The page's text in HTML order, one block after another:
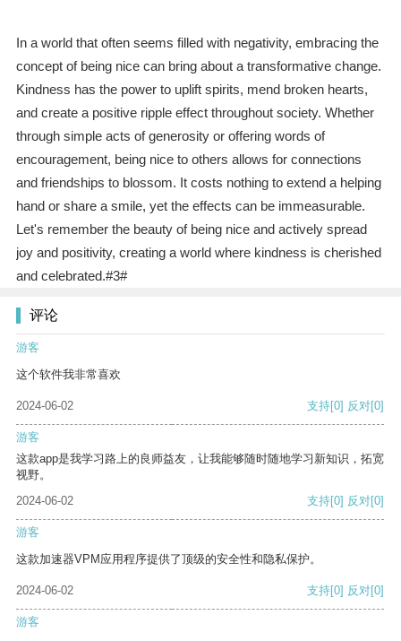
In a world that often seems filled with negativity, embracing the
concept of being nice can bring about a transformative change.
Kindness has the power to uplift spirits, mend broken hearts,
and create a positive ripple effect throughout society. Whether
through simple acts of generosity or offering words of
encouragement, being nice to others allows for connections
and friendships to blossom. It costs nothing to extend a helping
hand or share a smile, yet the effects can be immeasurable.
Let's remember the beauty of being nice and actively spread
joy and positivity, creating a world where kindness is cherished
and celebrated.#3#
评论
游客
这个软件我非常喜欢
2024-06-02 支持[0] 反对[0]
游客
这款app是我学习路上的良师益友，让我能够随时随地学习新知识，拓宽
视野。
2024-06-02
支持[0] 反对[0]
游客
这款加速器VPM应用程序提供了顶级的安全性和隐私保护。
2024-06-02 支持[0] 反对[0]
游客